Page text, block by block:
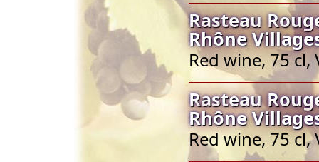
Rasteau
Rhône
Red wine, 75 cl,
Rasteau
Rhône
Red wine, 75 cl,